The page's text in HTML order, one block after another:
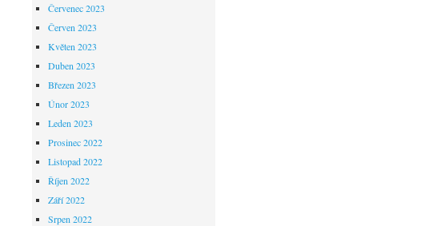
Červenec 2023
Červen 2023
Květen 2023
Duben 2023
Březen 2023
Únor 2023
Leden 2023
Prosinec 2022
Listopad 2022
Říjen 2022
Září 2022
Srpen 2022